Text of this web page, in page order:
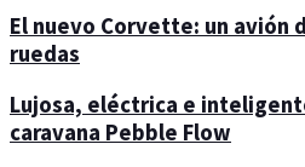
El nuevo Corvette: un avión
ruedas
Lujosa, eléctrica e
caravana Pebble Flow